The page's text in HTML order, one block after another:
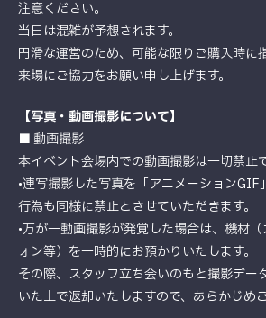
注意ください。
当日は混雑が予想されます。
円滑な運営のため、可能な限りご購入時に
来場にご協力をお願い申し上げます。
【写真・動画撮影について】
■ 動画撮影
本イベント会場内での動画撮影は一切禁止で
•連写撮影した写真を「アニメーションGIF
行為も同様に禁止とさせていただきます。
•万が一動画撮影が発覚した場合は、機材
ォン等）を一時的にお預かりいたします。
その際、スタッフ立ち会いのもと撮影デー
いた上で返却いたしますので、あらかじめ